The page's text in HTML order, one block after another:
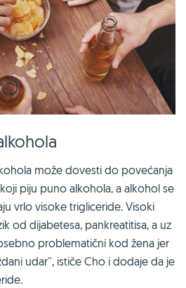
može dovesti do povećanja
piju puno alkohola, a alkohol se
vrlo visoke trigliceride. Visoki
od dijabetesa, pankreatitisa, a uz
problematični kod žena jer
udar'', ističe Cho i dodaje da je